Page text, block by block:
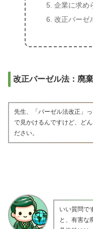
企業に求め
改正バーゼ
改正バーゼル法：廃
先生、「バーゼル法改正」
で見かけるんですけど、ど
ださい。
いい質問で
と、有害な